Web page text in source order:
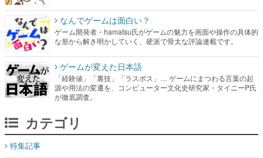
なんでゲームは面白い？
ゲーム開発者・hamatsu氏がゲームの魅力を画面や操作の具体的
な形から解き明かしていく、硬派で骨太な評論連載です。
ゲームが変えた日本語
「経験値」「裏技」「ラスボス」… ゲームにまつわる言葉の起
源や用法の変遷を、コンピューター文化史研究家・タイニーP氏
が徹底調査。
カテゴリ
特集記事